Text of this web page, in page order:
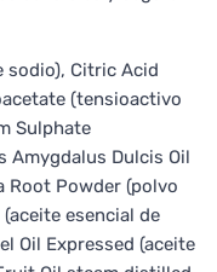
sodio), Citric Acid
(tensioactivo
Sulphate
Amygdalus Dulcis Oil
Root Powder (polvo
esencial de
Oil Expressed (aceite